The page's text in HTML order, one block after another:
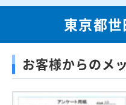
東京都
お客様からのメ